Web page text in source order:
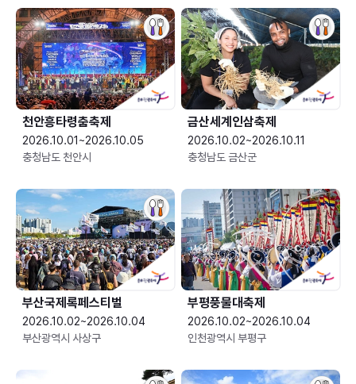
천안흥타령춤축제
2026.10.01~2026.10.05
충청남도 천안시
금산세계인삼축제
2026.10.02~2026.10.11
충청남도 금산군
부산국제록페스티벌
2026.10.02~2026.10.04
부산광역시 사상구
부평풍물대축제
2026.10.02~2026.10.04
인천광역시 부평구